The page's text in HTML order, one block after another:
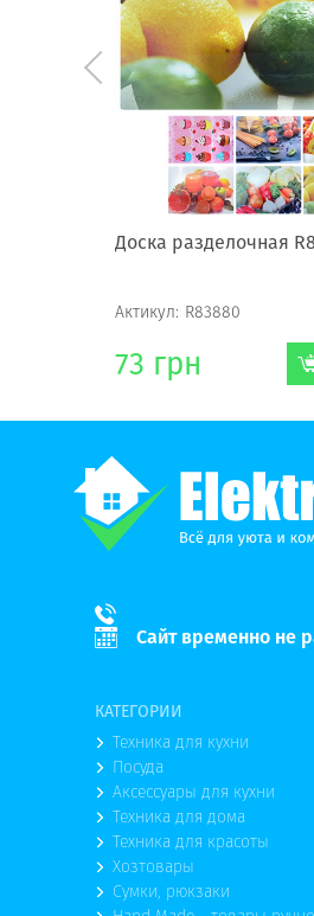
Доска разделочная
Актикул: R83880
73 грн
Сайт временно не
КАТЕГОРИИ
Техника для кухни
Посуда
Аксессуары для кухни
Техника для дома
Техника для красоты
Хозтовары
Сумки, рюкзаки